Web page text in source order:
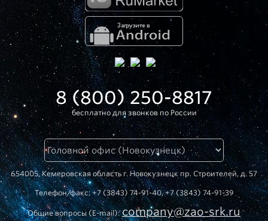
8 (800) 250-8817
бесплатно для звонков по России
654005, Кемеровская область г. Новокузнецк пр. Строителей, д. 57
Телефон/факс: +7 (3843) 74-91-40, +7 (3843) 74-91-39
Общие вопросы (E-mail): company@zao-srk.ru